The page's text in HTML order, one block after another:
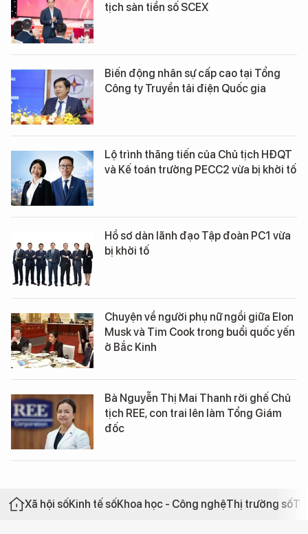
tịch sàn tiền số SCEX
Biến động nhân sự cấp cao tại Tổng
Công ty Truyền tải điện Quốc gia
Lộ trình thăng tiến của Chủ tịch HĐQT
và Kế toán trưởng PECC2 vừa bị khởi tố
Hồ sơ dàn lãnh đạo Tập đoàn PC1 vừa
bị khởi tố
Chuyện về người phụ nữ ngồi giữa Elon
Musk và Tim Cook trong buổi quốc yến
ở Bắc Kinh
Bà Nguyễn Thị Mai Thanh rời ghế Chủ
tịch REE, con trai lên làm Tổng Giám
đốc
Xã hội sốKinh tế sốKhoa học - Công nghệThị trường số